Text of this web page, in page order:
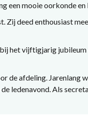
een mooie oorkonde en
Zij deed enthousiast
het vijftigjarig
de afdeling. Jarenlang
ledenavond. Als